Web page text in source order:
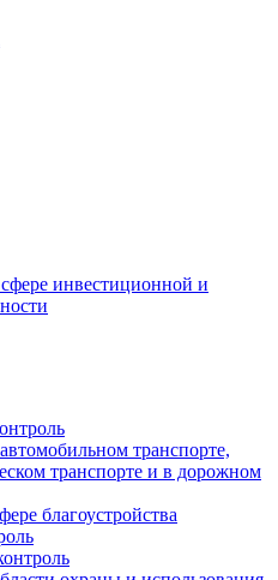
инвестиционной и
транспорте,
транспорте и в дорожном
благоустройства